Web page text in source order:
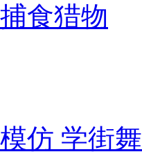
食猎物
仿 学街